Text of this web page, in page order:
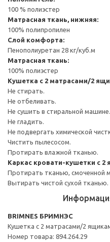
100 % полиэстер
Матрасная ткань, нижняя:
100% полипропилен
Слой комфорта:
Пенополиуретан 28 кг/куб.м
Матрасная ткань:
100% полиэстер
Кушетка с 2 матрасами/2
Не стирать.
Не отбеливать.
Не сушить в стиральной машине.
Не гладить.
Не подвергать химической
Чистить пылесосом.
Протирать влажной тканью.
Каркас кровати-кушетки с 2
Протирать тканью, смоченной
Вытирать чистой сухой тканью.
BRIMNES БРИМНЭС
Кушетка с 2 матрасами/2
Номер товара: 894.264.29